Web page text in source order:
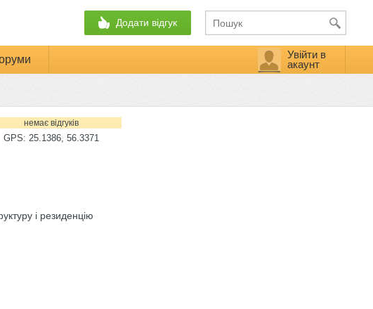
Додати відгук
Увійти в
акаунт
немає відгуків
GPS: 25.1386, 56.3371
і резиденцію